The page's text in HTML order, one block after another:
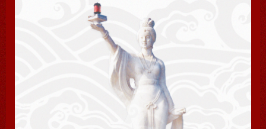
1993年全国政协副主席洪学智参观显应宫